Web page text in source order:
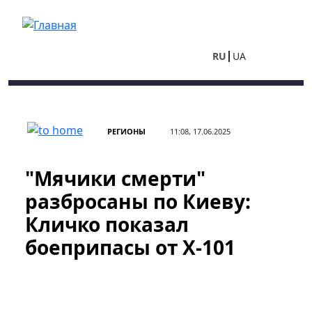
RU UA
РЕГИОНЫ 11:08, 17.06.2025
"Мячики смерти"
разбросаны по Киеву:
Кличко показал
боеприпасы от Х-101